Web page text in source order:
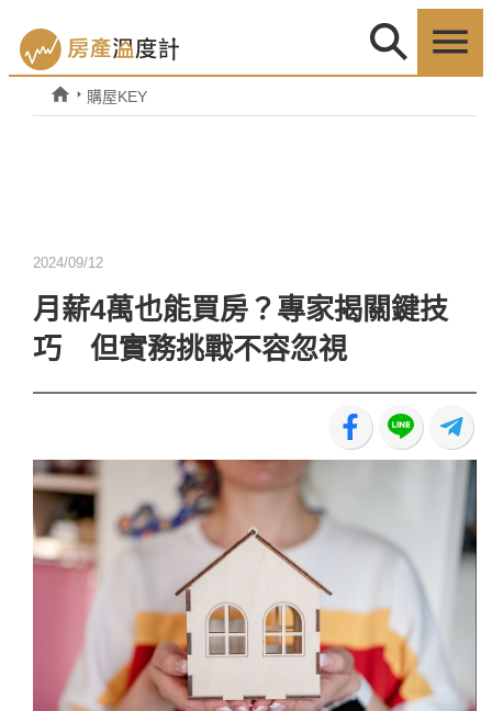
購屋KEY
2024/09/12
月薪4萬也能買房？專家揭關鍵技
巧 但實務挑戰不容忽視